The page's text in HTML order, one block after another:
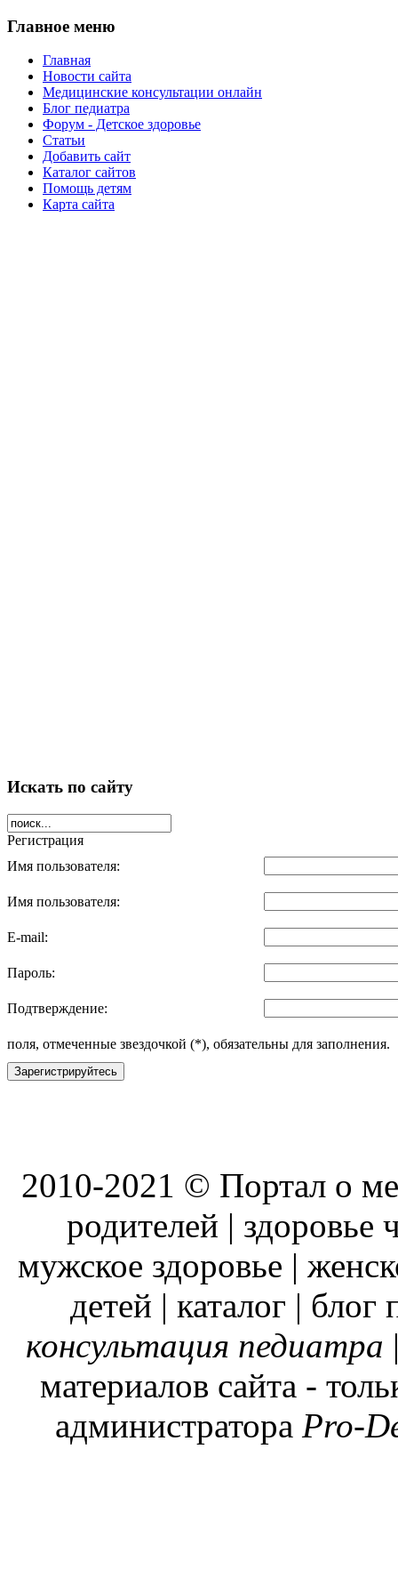
Главное меню
Главная
Новости сайта
Медицинские консультации онлайн
Блог педиатра
Форум - Детское здоровье
Статьи
Добавить сайт
Каталог сайтов
Помощь детям
Карта сайта
Искать по сайту
Регистрация
Имя пользователя:
Имя пользователя:
E-mail:
Пароль:
Подтверждение:
поля, отмеченные звездочкой (*), обязательны для заполнения.
Зарегистрируйтесь
2010-2021 © Портал о
родителей | здоровье
мужское здоровье |
детей | каталог | блог
консультация педиатра
материалов сайта -
администратора Pro-